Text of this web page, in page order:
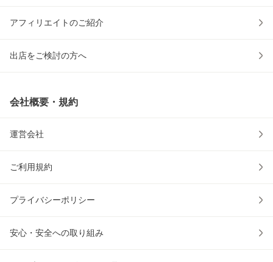
アフィリエイトのご紹介
出店をご検討の方へ
会社概要・規約
運営会社
ご利用規約
プライバシーポリシー
安心・安全への取り組み